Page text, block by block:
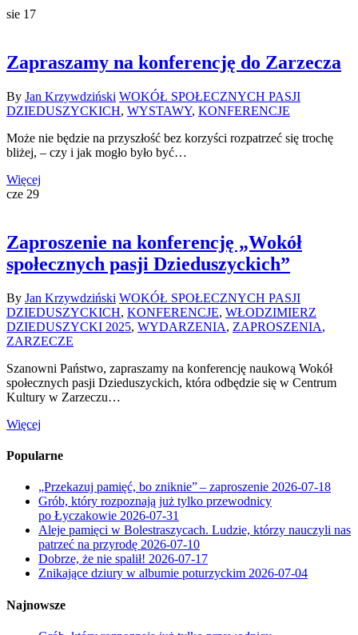
sie 17
Zapraszamy na konferencję do Zarzecza
By Jan Krzywdziński WOKÓŁ SPOŁECZNYCH PASJI
DZIEDUSZYCKICH, WYSTAWY, KONFERENCJE
Może nie będzie na przyszłość bez korzyści rozpatrzeć się trochę
bliżej, – czy i jak mogło było być…
Więcej
cze 29
Zaproszenie na konferencję „Wokół
społecznych pasji Dzieduszyckich”
By Jan Krzywdziński WOKÓŁ SPOŁECZNYCH PASJI
DZIEDUSZYCKICH, KONFERENCJE, WŁODZIMIERZ
DZIEDUSZYCKI 2025, WYDARZENIA, ZAPROSZENIA,
ZARZECZE
Szanowni Państwo, zapraszamy na konferencję naukową Wokół
społecznych pasji Dzieduszyckich, która odbędzie się w Centrum
Kultury w Zarzeczu…
Więcej
Popularne
„Przekazuj pamięć, bo zniknie” – zaproszenie 2026-07-18
Grób, który rozpoznają już tylko przewodnicy
po Łyczakowie 2026-07-31
Aleje pamięci w Bolestraszycach. Ludzie, którzy nauczyli nas
patrzeć na przyrodę 2026-07-10
Dobrze, że nie spalił! 2026-07-17
Znikające dziury w albumie poturzyckim 2026-07-04
Najnowsze